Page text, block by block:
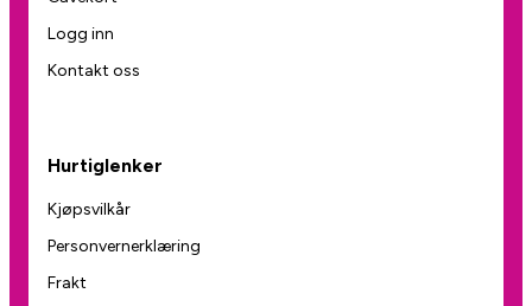
Logg inn
Kontakt oss
Hurtiglenker
Kjøpsvilkår
Personvernerklæring
Frakt